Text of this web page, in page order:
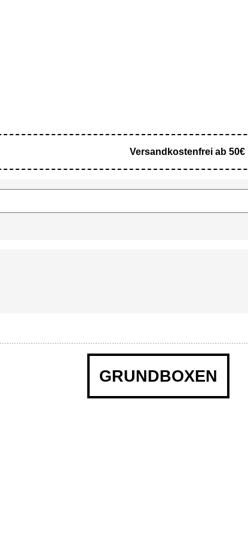
Versandkostenfrei ab 50€
GRUNDBOXEN